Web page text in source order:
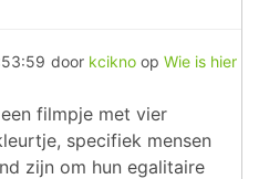
door kcikno op Wie is hier
filmpje met vier
specifiek mensen
zijn om hun egalitaire